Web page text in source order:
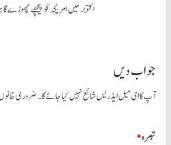
اکتوبر میں امریکہ کو پیچھے چھوڑے گا
جواب دیں
آپ کا ای میل ایڈریس شائع نہیں کیا جائے گا۔ضروری
تبصرہ*